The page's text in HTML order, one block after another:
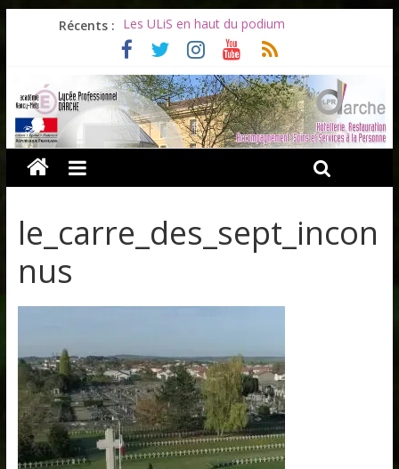
Récents : Les ULiS en haut du podium
Océane et la promotion du bénévolat
Bonnes vacances à tous !
Infos rentrée septembre 2026
Soirée d’adieux au Lycée Darche
le_carre_des_sept_incon
nus